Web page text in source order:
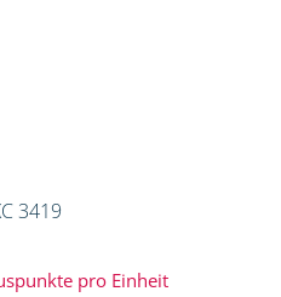
pro Einheit